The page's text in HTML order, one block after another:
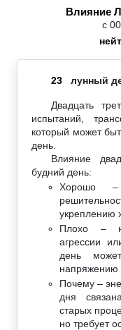
Влияние
с
23 лунный
Двадцать
испытаний,
который может
день.
Влияние
будний день:
Хорошо –
укреплению
Плохо –
агрессии
день
напряжению
Почему –
дня
старых
но требует